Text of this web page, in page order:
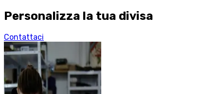
Personalizza la tua divisa
Contattaci